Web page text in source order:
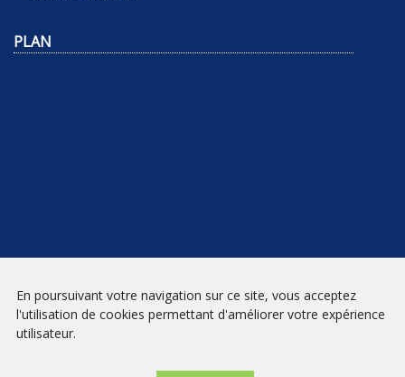
PLAN
NEWSLETTER
En poursuivant votre navigation sur ce site, vous acceptez
l'utilisation de cookies permettant d'améliorer votre expérience
utilisateur.